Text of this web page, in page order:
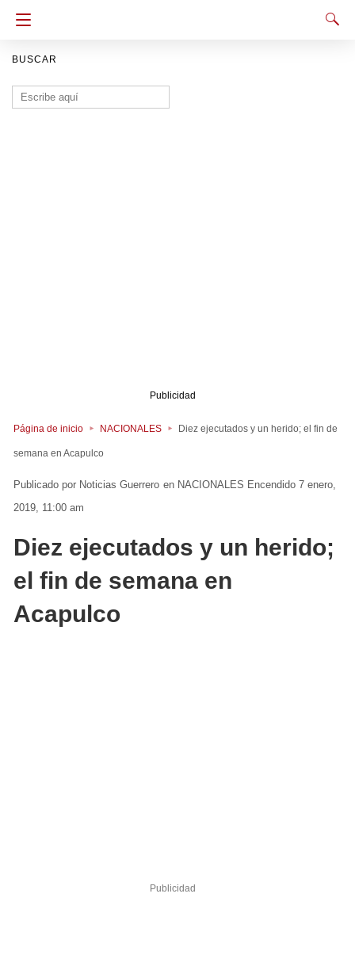
BUSCAR
Buscar:
Publicidad
Página de inicio NACIONALES Diez ejecutados y un herido; el fin de
semana en Acapulco
Noticias Guerrero en NACIONALES Encendido 7 enero,
2019, 11:00 am
Diez ejecutados y un herido;
el fin de semana en
Acapulco
Publicidad